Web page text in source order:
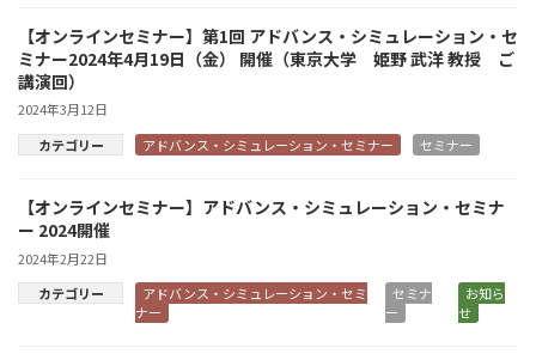
【オンラインセミナー】第1回 アドバンス・シミュレーション・セ
ミナー2024年4月19日（金） 開催（東京大学 姫野 武洋 教授 ご
講演回）
2024年3月12日
カテゴリー
アドバンス・シミュレーション・セミナー セミナー
【オンラインセミナー】アドバンス・シミュレーション・セミナ
ー 2024開催
2024年2月22日
カテゴリー
アドバンス・シミュレーション・セミ
ナー
セミナ
ー
お知ら
せ